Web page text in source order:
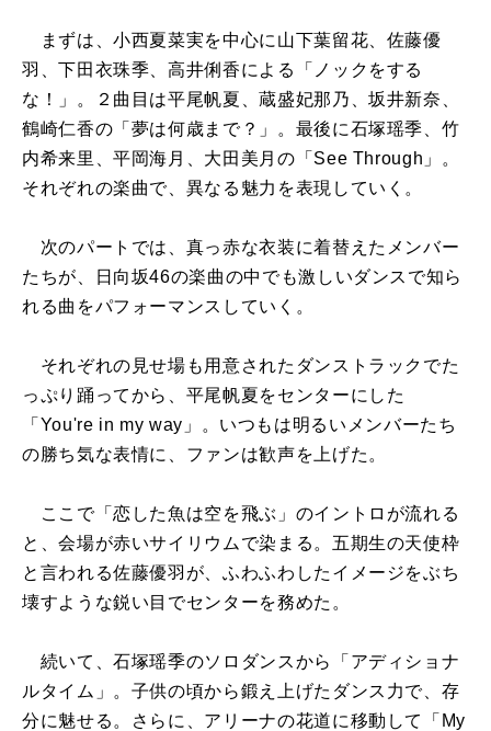
まずは、小西夏菜実を中心に山下葉留花、佐藤優
羽、下田衣珠季、高井俐香による「ノックをする
な！」。２曲目は平尾帆夏、蔵盛妃那乃、坂井新奈、
鶴崎仁香の「夢は何歳まで？」。最後に石塚瑶季、竹
内希来里、平岡海月、大田美月の「See Through」。
それぞれの楽曲で、異なる魅力を表現していく。
次のパートでは、真っ赤な衣装に着替えたメンバー
たちが、日向坂46の楽曲の中でも激しいダンスで知ら
れる曲をパフォーマンスしていく。
それぞれの見せ場も用意されたダンストラックでた
っぷり踊ってから、平尾帆夏をセンターにした
「You're in my way」。いつもは明るいメンバーたち
の勝ち気な表情に、ファンは歓声を上げた。
ここで「恋した魚は空を飛ぶ」のイントロが流れる
と、会場が赤いサイリウムで染まる。五期生の天使枠
と言われる佐藤優羽が、ふわふわしたイメージをぶち
壊すような鋭い目でセンターを務めた。
続いて、石塚瑶季のソロダンスから「アディショナ
ルタイム」。子供の頃から鍛え上げたダンス力で、存
分に魅せる。さらに、アリーナの花道に移動して「My